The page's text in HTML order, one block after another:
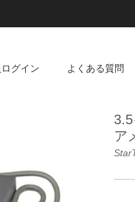
グイン よくある質問
ア